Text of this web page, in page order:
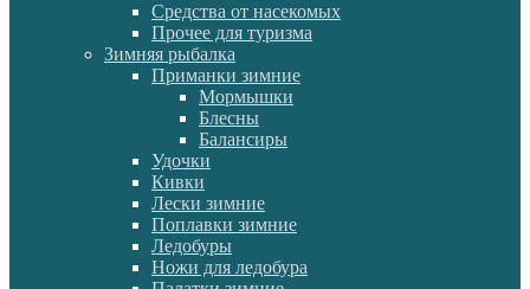
Средства от насекомых
Прочее для туризма
Зимняя рыбалка
Приманки зимние
Мормышки
Блесны
Балансиры
Удочки
Кивки
Лески зимние
Поплавки зимние
Ледобуры
Ножи для ледобура